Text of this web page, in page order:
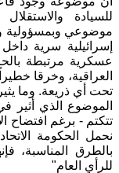
للسيادة
موضوعي وبمسؤولية
إسرائيلية سرية
عسكرية مرتبطة
العراقية، وخرقا
تحت أي ذريعة. وما
الموضوع الذي أثير
تتكتم - برغم افتضاح
نحمل الحكومة
بالطرق المناسبة،
للرأي العام"